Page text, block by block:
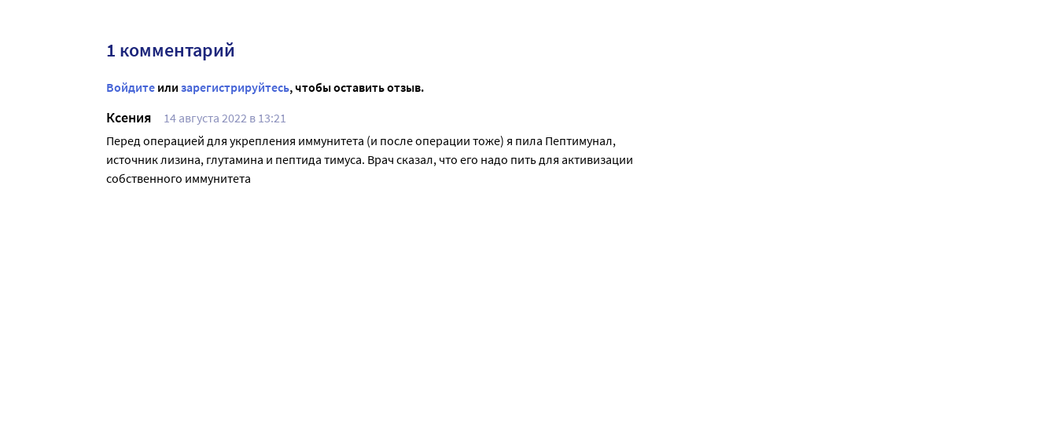
1 комментарий
Войдите или зарегистрируйтесь, чтобы оставить отзыв.
Ксения
14 августа 2022 в 13:21
Перед операцией для укрепления иммунитета (и после операции тоже) я пила Пептимунал,
источник лизина, глутамина и пептида тимуса. Врач сказал, что его надо пить для активизации
собственного иммунитета